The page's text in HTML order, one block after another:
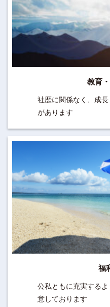
教育
社歴に関係なく、成
があります
福
公私ともに充実する
意しております